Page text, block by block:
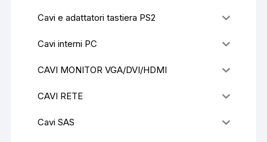
Cavi e adattatori tastiera PS2
Cavi interni PC
CAVI MONITOR VGA/DVI/HDMI
CAVI RETE
Cavi SAS